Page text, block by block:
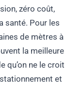
zéro coût,
santé. Pour les
de mètres à
la meilleure
qu’on ne le croit
et